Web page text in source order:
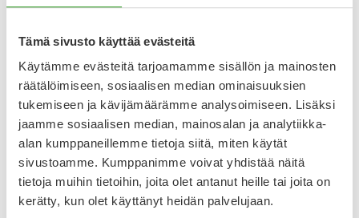
Tämä sivusto käyttää evästeitä
Käytämme evästeitä tarjoamamme sisällön ja mainosten
räätälöimiseen, sosiaalisen median ominaisuuksien
tukemiseen ja kävijämäärämme analysoimiseen. Lisäksi
jaamme sosiaalisen median, mainosalan ja analytiikka-
alan kumppaneillemme tietoja siitä, miten käytät
sivustoamme. Kumppanimme voivat yhdistää näitä
tietoja muihin tietoihin, joita olet antanut heille tai joita on
kerätty, kun olet käyttänyt heidän palvelujaan.
Saako lääkehiiltä antaa
lapselle?
Lääkehiiltä voi antaa lapselle pakkauksen annosohjeen
mukaisesti. Myrkytystapausten ensiapuna annettu lääkehiili
estää myrkyllisten aineiden imeytymisen mahalaukusta.
Kätevintä on antaa lapselle lääkehiili suun kautta
otettavana liuoksena, joka valmistetaan sekoittamalla
aktiivihiili lääkepakkauksen ohjeen mukaisesti veteen.